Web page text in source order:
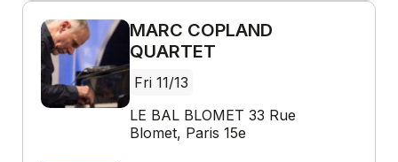
MARC COPLAND
QUARTET
Fri 11/13
LE BAL BLOMET 33 Rue
Blomet, Paris 15e